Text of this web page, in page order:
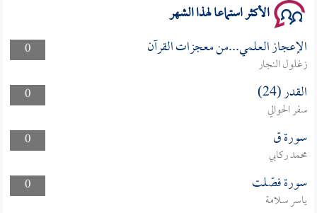
الأكثر استماعا لهذا الشهر
0 الإعجاز العلمي...من معجزات القرآن
زغلول النجار
0
القدر (24)
سفر الحوالي
0
سورة ق
محمد ركابي
0
سورة فصّلت
ياسر سلامة